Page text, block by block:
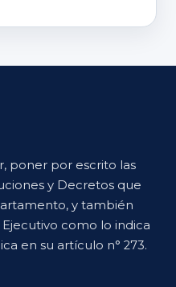
poner por escrito las
y Decretos que
y también
como lo indica
en su artículo n° 273.